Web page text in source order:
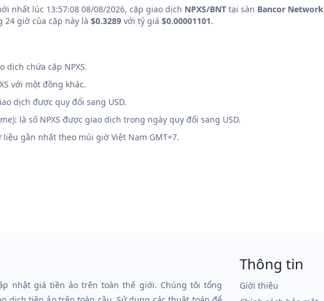
nhất lúc 13:57:08 08/08/2026, cặp giao dịch NPXS/BNT tại sàn Bancor Network
giờ của cặp này là $0.3289 với tỷ giá $0.00001101.
dịch chứa cặp NPXS.
với một đồng khác.
dịch được quy đổi sang USD.
là số NPXS được giao dịch trong ngày quy đổi sang USD.
gần nhất theo múi giờ Việt Nam GMT+7.
nhật giá tiền ảo trên toàn thế giới. Chúng tôi tổng
Thông tin
Giới thiệu